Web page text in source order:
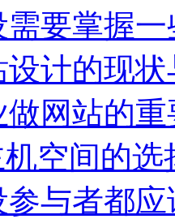
需要掌握
设计的现
网站的重
机空间的选
参与者都